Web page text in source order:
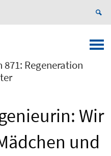
Regeneration
Wir
und